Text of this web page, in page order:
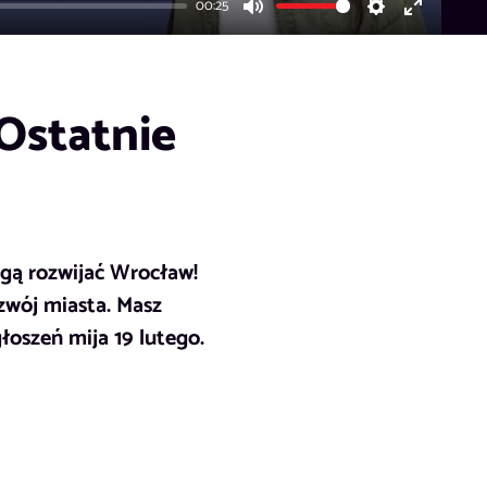
00:25
Mute SettingsEnter
rozwijać Wrocław!
miasta. Masz
mija 19 lutego.